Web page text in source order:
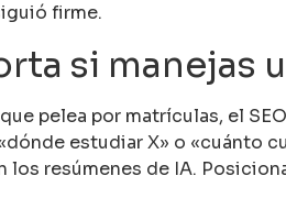
firme.
si manejas
pelea por matrículas, el
estudiar X» o «cuánto
los resúmenes de IA.